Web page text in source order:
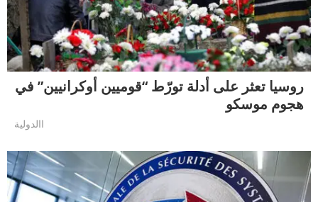
روسيا تعثر على أدلة تورّط “قوميين أوكرانيين” في
هجوم موسكو
االدولية